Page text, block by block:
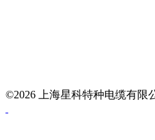
©2026 上海星科特种电缆有限